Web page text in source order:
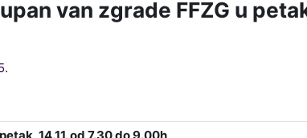
van zgrade FFZG u